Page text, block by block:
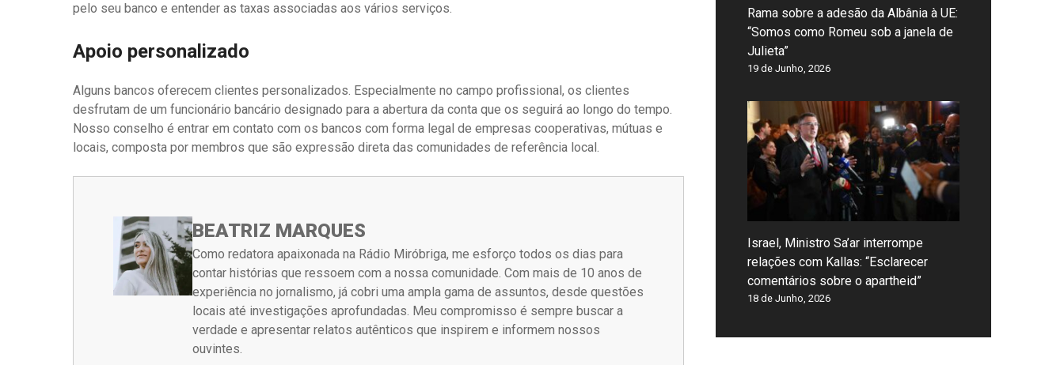
pelo seu banco e entender as taxas associadas aos vários serviços.
Apoio personalizado
Alguns bancos oferecem clientes personalizados. Especialmente no campo profissional, os clientes
desfrutam de um funcionário bancário designado para a abertura da conta que os seguirá ao longo do tempo.
Nosso conselho é entrar em contato com os bancos com forma legal de empresas cooperativas, mútuas e
locais, composta por membros que são expressão direta das comunidades de referência local.
BEATRIZ MARQUES
Como redatora apaixonada na Rádio Miróbriga, me esforço todos os dias para
contar histórias que ressoem com a nossa comunidade. Com mais de 10 anos de
experiência no jornalismo, já cobri uma ampla gama de assuntos, desde questões
locais até investigações aprofundadas. Meu compromisso é sempre buscar a
verdade e apresentar relatos autênticos que inspirem e informem nossos
ouvintes.
Rama sobre a adesão da Albânia à UE:
“Somos como Romeu sob a janela de
Julieta”
19 de Junho, 2026
Israel, Ministro Sa’ar interrompe
relações com Kallas: “Esclarecer
comentários sobre o apartheid”
18 de Junho, 2026